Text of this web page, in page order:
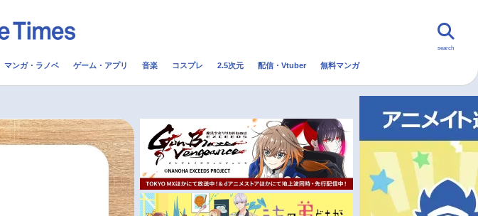
2.5次元 配信・Vtuber トレンド 無料マンガ
今期アニメ曜日別一覧 秋アニメ
冬アニメ
search
マンガ・ラノベ ゲーム・アプリ 音楽 コスプレ 2.5次元 配信・Vtuber 無料マンガ